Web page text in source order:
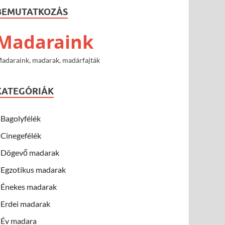
madarak, madárfajták
Bagolyfélék
Cinegefélék
Dögevő madarak
Egzotikus madarak
Énekes madarak
Erdei madarak
Év madara